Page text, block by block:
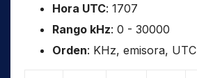
Hora UTC: 1707
Rango kHz: 0 - 30000
Orden: KHz, emisora, UTC